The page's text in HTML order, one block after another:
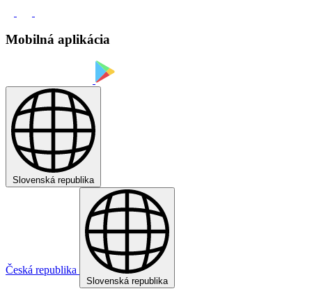
Mobilná aplikácia
Slovenská republika
Česká republika
Slovenská republika